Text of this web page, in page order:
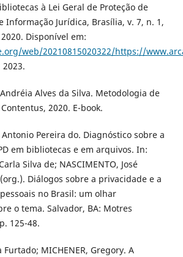
à Lei Geral de Proteção de
Informação Jurídica, Brasília, v. 7, n. 1,
Disponível em:
web/20210815020322/https://
2023.
Andréia Alves da Silva. Metodologia de
2020. E-book.
Antonio Pereira do. Diagnóstico sobre a
em bibliotecas e em arquivos. In:
Silva de; NASCIMENTO, José
Diálogos sobre a privacidade e a
no Brasil: um olhar
o tema. Salvador, BA: Motres
125-48.
Furtado; MICHENER, Gregory. A